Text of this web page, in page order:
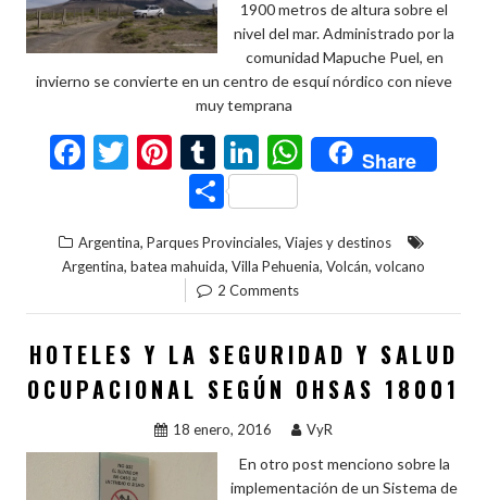
1900 metros de altura sobre el
nivel del mar. Administrado por la
comunidad Mapuche Puel, en
invierno se convierte en un centro de esquí nórdico con nieve
muy temprana
F
b
o
k
T
er
Pi
nt
er
es
t
T
u
m
bl
r
Li
n
ke
dI
n
W
h
s
p
p
Share
C
m
p
ti
r
Argentina, Parques Provinciales, Viajes y destinos
Argentina, batea mahuida, Villa Pehuenia, Volcán, volcano
2 Comments
HOTELES Y LA SEGURIDAD Y SALUD
OCUPACIONAL SEGÚN OHSAS 18001
18 enero, 2016 VyR
En otro post menciono sobre la
implementación de un Sistema de